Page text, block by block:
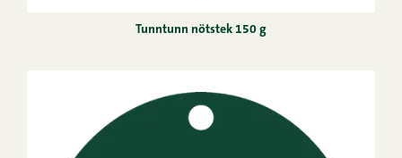
Tunntunn nötstek 150 g